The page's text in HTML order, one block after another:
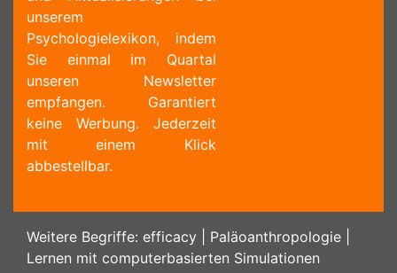
unserem
Psychologielexikon, indem
Sie einmal im Quartal
unseren Newsletter
empfangen. Garantiert
keine Werbung. Jederzeit
mit einem Klick
abbestellbar.
Weitere Begriffe: efficacy Paläoanthropologie
Lernen mit computerbasierten Simulationen